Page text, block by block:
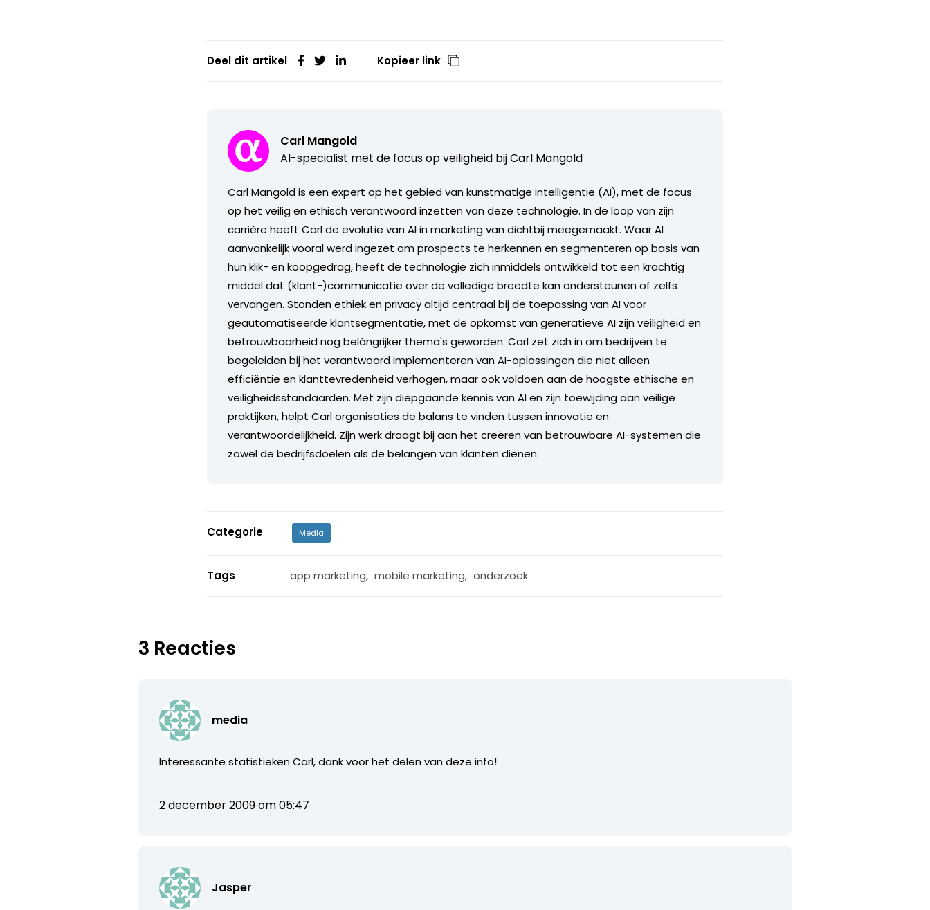
Deel dit artikel Kopieer link
Carl Mangold
AI-specialist met de focus op veiligheid bij Carl Mangold
Carl Mangold is een expert op het gebied van kunstmatige intelligentie (AI), met de focus
op het veilig en ethisch verantwoord inzetten van deze technologie. In de loop van zijn
carrière heeft Carl de evolutie van AI in marketing van dichtbij meegemaakt. Waar AI
aanvankelijk vooral werd ingezet om prospects te herkennen en segmenteren op basis van
hun klik- en koopgedrag, heeft de technologie zich inmiddels ontwikkeld tot een krachtig
middel dat (klant-)communicatie over de volledige breedte kan ondersteunen of zelfs
vervangen. Stonden ethiek en privacy altijd centraal bij de toepassing van AI voor
geautomatiseerde klantsegmentatie, met de opkomst van generatieve AI zijn veiligheid en
betrouwbaarheid nog belángrijker thema's geworden. Carl zet zich in om bedrijven te
begeleiden bij het verantwoord implementeren van AI-oplossingen die niet alleen
efficiëntie en klanttevredenheid verhogen, maar ook voldoen aan de hoogste ethische en
veiligheidsstandaarden. Met zijn diepgaande kennis van AI en zijn toewijding aan veilige
praktijken, helpt Carl organisaties de balans te vinden tussen innovatie en
verantwoordelijkheid. Zijn werk draagt bij aan het creëren van betrouwbare AI-systemen die
zowel de bedrijfsdoelen als de belangen van klanten dienen.
Categorie Media
Tags app marketing, mobile marketing, onderzoek
3 Reacties
media
Interessante statistieken Carl, dank voor het delen van deze info!
2 december 2009 om 05:47
Jasper